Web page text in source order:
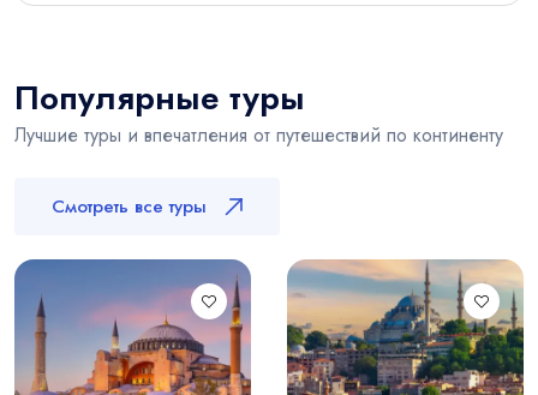
Популярные туры
Лучшие туры и впечатления от путешествий по континенту
Смотреть все туры